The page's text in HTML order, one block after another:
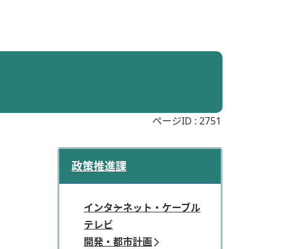
ページID : 2751
政策推進課
インターネット・ケーブル
テレビ
開発・都市計画